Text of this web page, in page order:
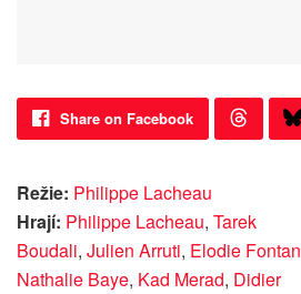
Share on Facebook
Režie: Philippe Lacheau
Hrají: Philippe Lacheau, Tarek
Boudali, Julien Arruti, Elodie Fontan
Nathalie Baye, Kad Merad, Didier